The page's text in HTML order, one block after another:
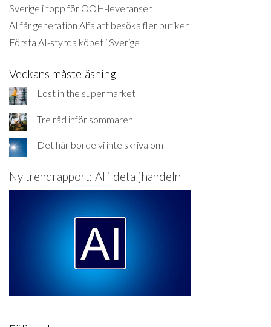
Sverige i topp för OOH-leveranser
AI får generation Alfa att besöka fler butiker
Första AI-styrda köpet i Sverige
Veckans måsteläsning
Lost in the supermarket
Tre råd inför sommaren
Det här borde vi inte skriva om
Ny trendrapport: AI i detaljhandeln